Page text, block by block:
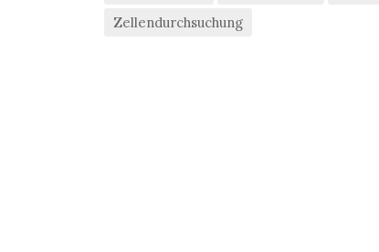
Zellendurchsuchung